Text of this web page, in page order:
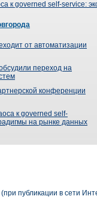
к governed self-service:
от автоматизации
переход на
конференции
к governed self-
на рынке данных
публикации в сети